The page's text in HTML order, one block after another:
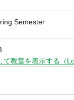
Semester
て教室を表示する（